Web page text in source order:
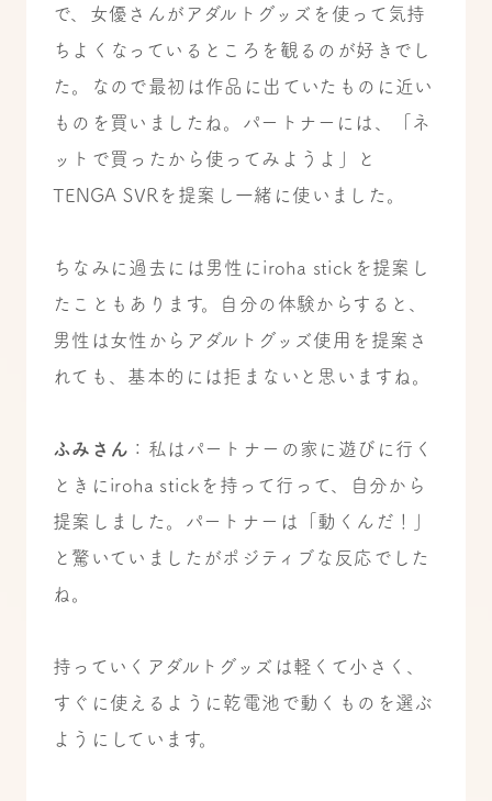
で、女優さんがアダルトグッズを使って気持
ちよくなっているところを観るのが好きでし
た。なので最初は作品に出ていたものに近い
ものを買いましたね。パートナーには、「ネ
ットで買ったから使ってみようよ」と
TENGA SVRを提案し一緒に使いました。
ちなみに過去には男性にiroha stickを提案し
たこともあります。自分の体験からすると、
男性は女性からアダルトグッズ使用を提案さ
れても、基本的には拒まないと思いますね。
ふみさん ：私はパートナーの家に遊びに行く
ときにiroha stickを持って行って、自分から
提案しました。パートナーは「動くんだ！」
と驚いていましたがポジティブな反応でした
ね。
持っていくアダルトグッズは軽くて小さく、
すぐに使えるように乾電池で動くものを選ぶ
ようにしています。